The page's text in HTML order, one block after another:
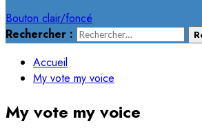
Bouton clair/foncé
Rechercher :
Accueil
My vote my voice
My vote my voice